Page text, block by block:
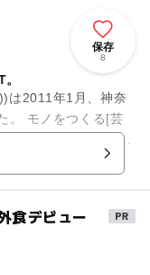
保存
8
は2011年1月、神奈
。 モノをつくる[芸
つくる[賑わいの
食デビュー